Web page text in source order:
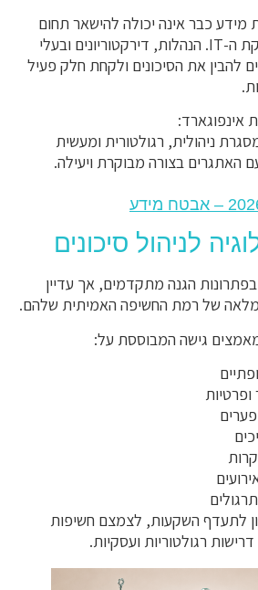
כבר אינה יכולה להישאר תחום
המנוהל רק על ידי מחלקת ה-IT. הנהלות, דירקטוריונים ובעלי
להבין את הסיכונים ולקחת חלק פעיל
אינפוגארד:
ניהולית, רגולטורית ומעשית
בצורה מבוקרת ויעילה.
לניהול סיכונים
הגנה מתקדמים, אך עדיין
של רמת החשיפה האמיתית שלהם.
מאמצים גישה המבוססת על:
ופרטיות
לתעדף השקעות, לצמצם חשיפות
רגולטוריות ועסקיות.